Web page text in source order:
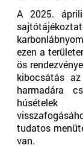
A 2025.
ezen a
ös
kibocsátás
harmadára
húsételek
tudatos
van.